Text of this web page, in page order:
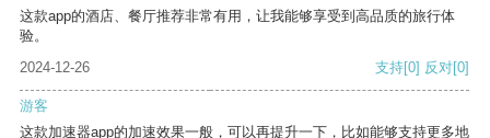
这款app的酒店、餐厅推荐非常有用，让我能够享受到高品质的旅行体
验。
2024-12-26
支持[0] 反对[0]
游客
这款加速器app的加速效果一般，可以再提升一下，比如能够支持更多地